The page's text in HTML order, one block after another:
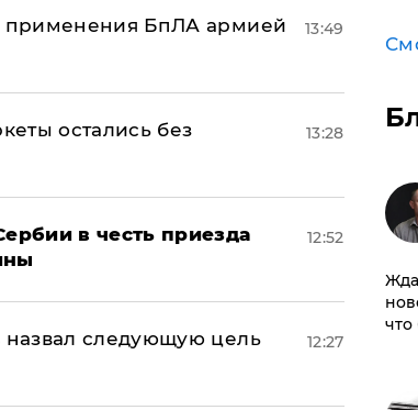
применения БпЛА армией
13:49
остались без
13:28
в честь приезда
12:52
назвал следующую цель
12:27
что